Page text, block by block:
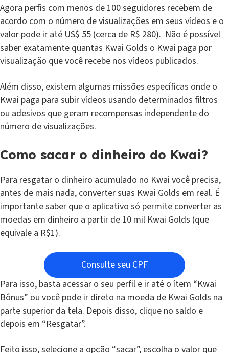
Agora perfis com menos de 100 seguidores recebem de
acordo com o número de visualizações em seus vídeos e o
valor pode ir até US$ 55 (cerca de R$ 280). Não é possível
saber exatamente quantas Kwai Golds o Kwai paga por
visualização que você recebe nos vídeos publicados.
Além disso, existem algumas missões específicas onde o
Kwai paga para subir vídeos usando determinados filtros
ou adesivos que geram recompensas independente do
número de visualizações.
Como sacar o dinheiro do Kwai?
Para resgatar o dinheiro acumulado no Kwai você precisa,
antes de mais nada, converter suas Kwai Golds em real. É
importante saber que o aplicativo só permite converter as
moedas em dinheiro a partir de 10 mil Kwai Golds (que
equivale a R$1).
Consulte seu CPF
Para isso, basta acessar o seu perfil e ir até o ítem “Kwai
Bônus” ou você pode ir direto na moeda de Kwai Golds na
parte superior da tela. Depois disso, clique no saldo e
depois em “Resgatar”.
Feito isso, selecione a opção “sacar”, escolha o valor que